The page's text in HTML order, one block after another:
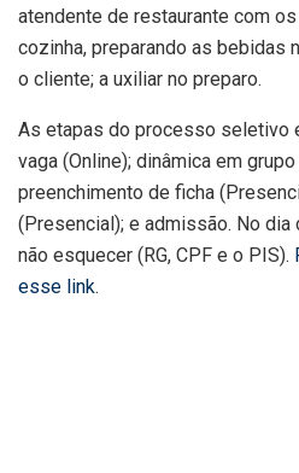
atendente de restaurante com
cozinha, preparando as bebidas
o cliente; a uxiliar no preparo.
As etapas do processo seletivo
vaga (Online); dinâmica em
preenchimento de ficha
(Presencial); e admissão. No
não esquecer (RG, CPF e o PIS).
esse link.